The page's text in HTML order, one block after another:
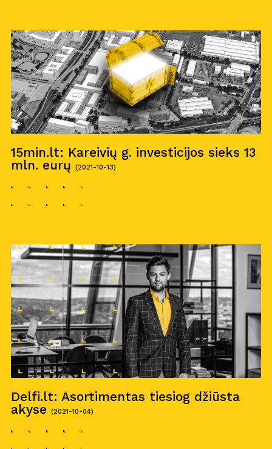
15min.lt: Kareivių g. investicijos sieks 13
mln. eurų
(2021-10-13)
Delfi.lt: Asortimentas tiesiog džiūsta
akyse
(2021-10-04)